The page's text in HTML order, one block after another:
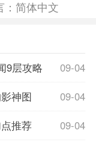
角色外观，完成
体验都会带来高质
不同的关卡体验，
以提高自行车的
简体中文
09-04
9层攻略
09-04
神图
09-04
推荐